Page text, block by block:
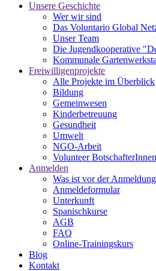
Unsere Geschichte
Wer wir sind
Das Voluntario Global
Unser Team
Die Jugendkooperative
Kommunale
Freiwilligenprojekte
Alle Projekte im Überblick
Bildung
Gemeinwesen
Kinderbetreuung
Gesundheit
Umwelt
NGO-Arbeit
Volunteer BotschafterInnen
Anmelden
Was ist vor der
Anmeldeformular
Unterkunft
Spanischkurse
AGB
FAQ
Online-Trainingskurs
Blog
Kontakt